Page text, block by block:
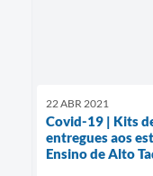
22 ABR 2021
Covid-19 | Kits
entregues aos
Ensino de Alto